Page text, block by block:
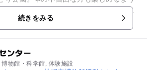
寝たまま乗れる滑り台にブランコ、車椅
噴水、...
続きをみる
ンター
物館・科学館, 体験施設